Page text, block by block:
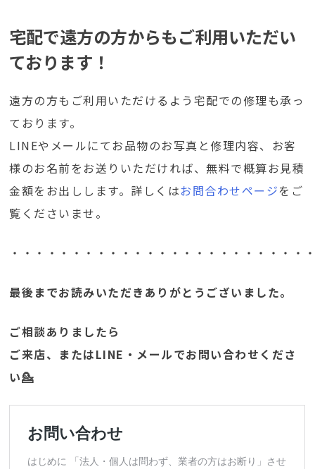
宅配で遠方の方からもご利用いただい
ております！
遠方の方もご利用いただけるよう宅配での修理も承っ
ております。
LINEやメールにてお品物のお写真と修理内容、お客
様のお名前をお送りいただければ、無料で概算お見積
金額をお出しします。詳しくはお問合わせページをご
覧くださいませ。
・・・・・・・・・・・・・・・・・・・・・・・・
最後までお読みいただきありがとうございました。
ご相談ありましたら
ご来店、またはLINE・メールでお問い合わせくださ
い💁